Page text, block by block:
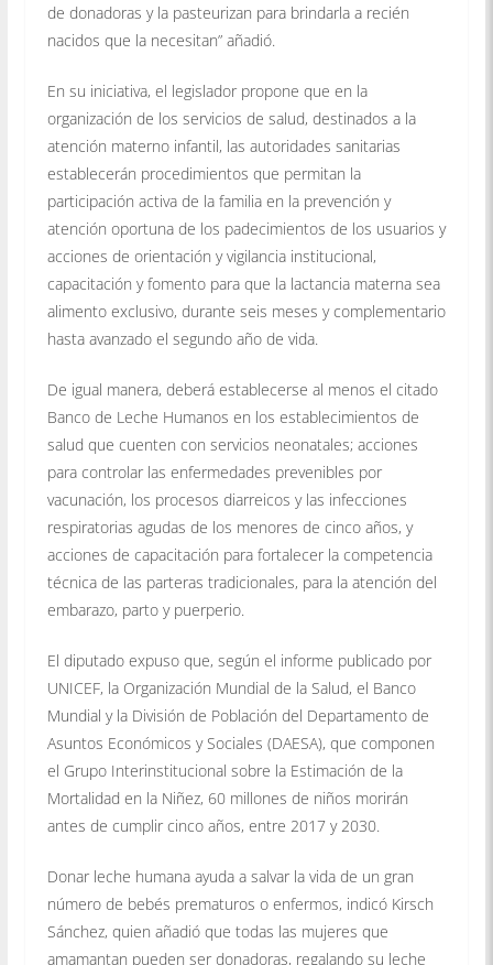
de donadoras y la pasteurizan para brindarla a recién
nacidos que la necesitan” añadió.
En su iniciativa, el legislador propone que en la
organización de los servicios de salud, destinados a la
atención materno infantil, las autoridades sanitarias
establecerán procedimientos que permitan la
participación activa de la familia en la prevención y
atención oportuna de los padecimientos de los usuarios y
acciones de orientación y vigilancia institucional,
capacitación y fomento para que la lactancia materna sea
alimento exclusivo, durante seis meses y complementario
hasta avanzado el segundo año de vida.
De igual manera, deberá establecerse al menos el citado
Banco de Leche Humanos en los establecimientos de
salud que cuenten con servicios neonatales; acciones
para controlar las enfermedades prevenibles por
vacunación, los procesos diarreicos y las infecciones
respiratorias agudas de los menores de cinco años, y
acciones de capacitación para fortalecer la competencia
técnica de las parteras tradicionales, para la atención del
embarazo, parto y puerperio.
El diputado expuso que, según el informe publicado por
UNICEF, la Organización Mundial de la Salud, el Banco
Mundial y la División de Población del Departamento de
Asuntos Económicos y Sociales (DAESA), que componen
el Grupo Interinstitucional sobre la Estimación de la
Mortalidad en la Niñez, 60 millones de niños morirán
antes de cumplir cinco años, entre 2017 y 2030.
Donar leche humana ayuda a salvar la vida de un gran
número de bebés prematuros o enfermos, indicó Kirsch
Sánchez, quien añadió que todas las mujeres que
amamantan pueden ser donadoras, regalando su leche